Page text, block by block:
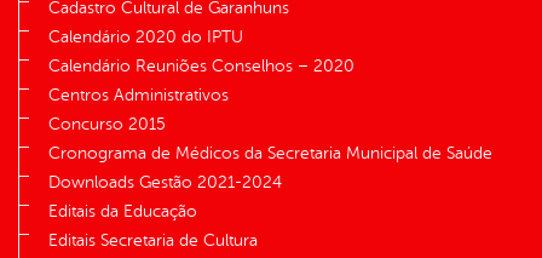
Cadastro Cultural de Garanhuns
Calendário 2020 do IPTU
Calendário Reuniões Conselhos – 2020
Centros Administrativos
Concurso 2015
Cronograma de Médicos da Secretaria Municipal de Saúde
Downloads Gestão 2021-2024
Editais da Educação
Editais Secretaria de Cultura